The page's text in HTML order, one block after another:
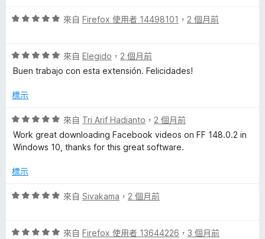
5
評
分
，
分
分
來自 Firefox 使用者 14498101 ， 2 個月前
評
價
分
滿
分
5
來自 Elegido ， 2 個月前
Buen trabajo con esta extensión. Felicidades!
標示
評
價
5
，
分
來自 Tri Arif Hadianto ， 2 個月前
Work great downloading Facebook videos on FF 148.0.2 in
Windows 10, thanks for this great software.
標示
評
分
來自 Sivakama ， 2 個月前
評
來自 Firefox 使用者 13644226 ， 3 個月前